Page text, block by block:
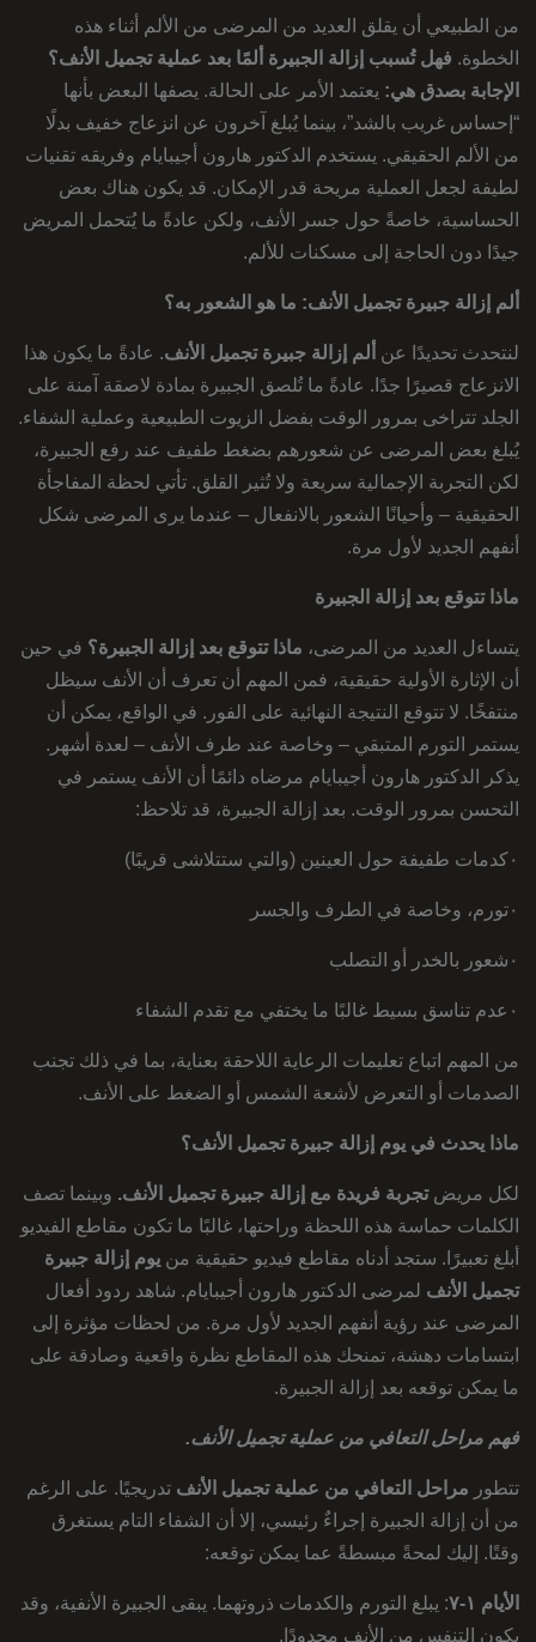
من الطبيعي أن يقلق العديد من المرضى من الألم أثناء هذه
الخطوة. فهل تُسبب إزالة الجبيرة ألمًا بعد عملية تجميل الأنف؟
الإجابة بصدق هي: يعتمد الأمر على الحالة. يصفها البعض بأنها
“إحساس غريب بالشد”، بينما يُبلغ آخرون عن انزعاج خفيف بدلًا
من الألم الحقيقي. يستخدم الدكتور هارون أجيبايام وفريقه تقنيات
لطيفة لجعل العملية مريحة قدر الإمكان. قد يكون هناك بعض
الحساسية، خاصةً حول جسر الأنف، ولكن عادةً ما يُتحمل المريض
جيدًا دون الحاجة إلى مسكنات للألم.
ألم إزالة جبيرة تجميل الأنف: ما هو الشعور به؟
لنتحدث تحديدًا عن ألم إزالة جبيرة تجميل الأنف. عادةً ما يكون هذا
الانزعاج قصيرًا جدًا. عادةً ما تُلصق الجبيرة بمادة لاصقة آمنة على
الجلد تتراخى بمرور الوقت بفضل الزيوت الطبيعية وعملية الشفاء.
يُبلغ بعض المرضى عن شعورهم بضغط طفيف عند رفع الجبيرة،
لكن التجربة الإجمالية سريعة ولا تُثير القلق. تأتي لحظة المفاجأة
الحقيقية – وأحيانًا الشعور بالانفعال – عندما يرى المرضى شكل
أنفهم الجديد لأول مرة.
ماذا تتوقع بعد إزالة الجبيرة
يتساءل العديد من المرضى، ماذا تتوقع بعد إزالة الجبيرة؟ في حين
أن الإثارة الأولية حقيقية، فمن المهم أن تعرف أن الأنف سيظل
منتفخًا. لا تتوقع النتيجة النهائية على الفور. في الواقع، يمكن أن
يستمر التورم المتبقي – وخاصة عند طرف الأنف – لعدة أشهر.
يذكر الدكتور هارون أجيبايام مرضاه دائمًا أن الأنف يستمر في
التحسن بمرور الوقت. بعد إزالة الجبيرة، قد تلاحظ:
٠كدمات طفيفة حول العينين (والتي ستتلاشى قريبًا)
٠تورم، وخاصة في الطرف والجسر
٠شعور بالخدر أو التصلب
٠عدم تناسق بسيط غالبًا ما يختفي مع تقدم الشفاء
من المهم اتباع تعليمات الرعاية اللاحقة بعناية، بما في ذلك تجنب
الصدمات أو التعرض لأشعة الشمس أو الضغط على الأنف.
ماذا يحدث في يوم إزالة جبيرة تجميل الأنف؟
لكل مريضتجربة فريدة مع إزالة جبيرة تجميل الأنف. وبينما تصف
الكلمات حماسة هذه اللحظة وراحتها، غالبًا ما تكون مقاطع الفيديو
أبلغ تعبيرًا. ستجد أدناه مقاطع فيديو حقيقية من يوم إزالة جبيرة
تجميل الأنف لمرضى الدكتور هارون أجيبايام. شاهد ردود أفعال
المرضى عند رؤية أنفهم الجديد لأول مرة. من لحظات مؤثرة إلى
ابتسامات دهشة، تمنحك هذه المقاطع نظرة واقعية وصادقة على
ما يمكن توقعه بعد إزالة الجبيرة.
فهم مراحل التعافي من عملية تجميل الأنف.
تتطور مراحل التعافي من عملية تجميل الأنف تدريجيًا. على الرغم
من أن إزالة الجبيرة إجراءٌ رئيسي، إلا أن الشفاء التام يستغرق
وقتًا. إليك لمحةً مبسطةً عما يمكن توقعه:
الأيام ١-٧
: يبلغ التورم والكدمات ذروتهما. يبقى الجبيرة الأنفية، وقد
يكون التنفس من الأنف محدودًا.